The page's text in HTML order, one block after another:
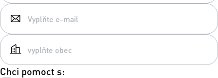
Chci pomoct s: